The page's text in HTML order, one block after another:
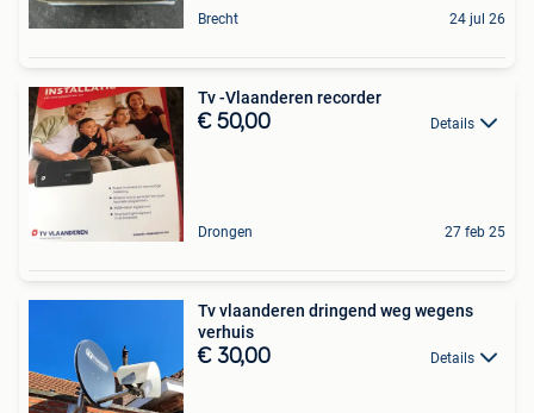
Brecht 24 jul 26
Tv -Vlaanderen recorder
€ 50,00 Details
Drongen 27 feb 25
Tv vlaanderen dringend weg wegens
verhuis
€ 30,00 Details